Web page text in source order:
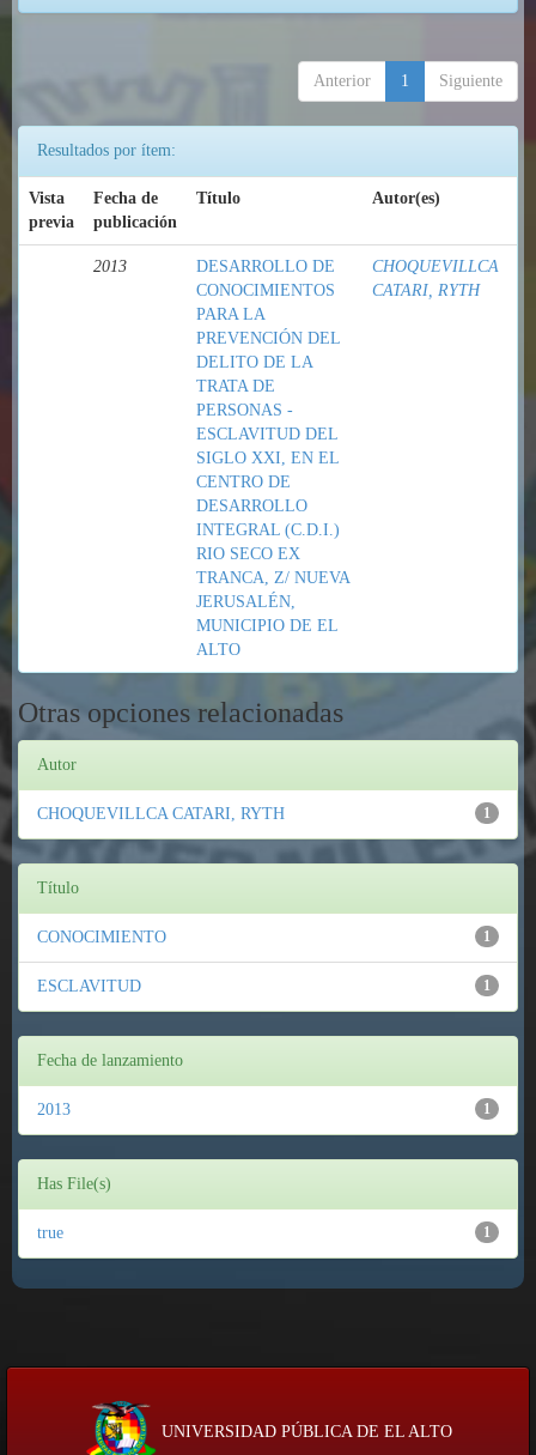
Anterior 1 Siguiente
Resultados por ítem:
Vista
previa
Fecha de
publicación
Título Autor(es)
2013
DESARROLLO DE
CONOCIMIENTOS
PARA LA
PREVENCIÓN DEL
DELITO DE LA
TRATA DE
PERSONAS -
ESCLAVITUD DEL
SIGLO XXI, EN EL
CENTRO DE
DESARROLLO
INTEGRAL (C.D.I.)
RIO SECO EX
TRANCA, Z/ NUEVA
JERUSALÉN,
MUNICIPIO DE EL
ALTO
CHOQUEVILLCA
CATARI, RYTH
Otras opciones relacionadas
Autor
1
CHOQUEVILLCA CATARI, RYTH
Título
1
CONOCIMIENTO
1
ESCLAVITUD
Fecha de lanzamiento
1
2013
Has File(s)
1
true
UNIVERSIDAD PÚBLICA DE EL ALTO